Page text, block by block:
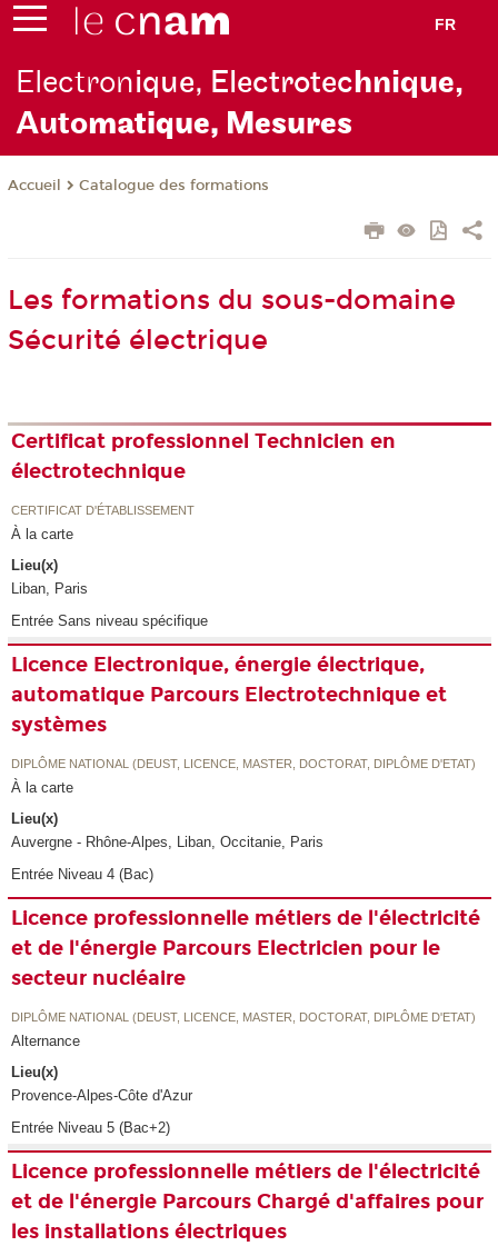
FR
Electronique, Electrotechnique,
Automatique, Mesures
Accueil Catalogue des formations
Les formations du sous-domaine
Sécurité électrique
Certificat professionnel Technicien en
électrotechnique
CERTIFICAT D'ÉTABLISSEMENT
À la carte
Lieu(x)
Liban, Paris
Entrée Sans niveau spécifique
Licence Electronique, énergie électrique,
automatique Parcours Electrotechnique et
systèmes
DIPLÔME NATIONAL (DEUST, LICENCE, MASTER, DOCTORAT, DIPLÔME D'ETAT)
À la carte
Lieu(x)
Auvergne - Rhône-Alpes, Liban, Occitanie, Paris
Entrée Niveau 4 (Bac)
Licence professionnelle métiers de l'électricité
et de l'énergie Parcours Electricien pour le
secteur nucléaire
DIPLÔME NATIONAL (DEUST, LICENCE, MASTER, DOCTORAT, DIPLÔME D'ETAT)
Alternance
Lieu(x)
Provence-Alpes-Côte d'Azur
Entrée Niveau 5 (Bac+2)
Licence professionnelle métiers de l'électricité
et de l'énergie Parcours Chargé d'affaires pour
les installations électriques